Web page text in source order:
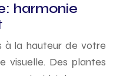
harmonie
à la hauteur de votre
visuelle. Des plantes